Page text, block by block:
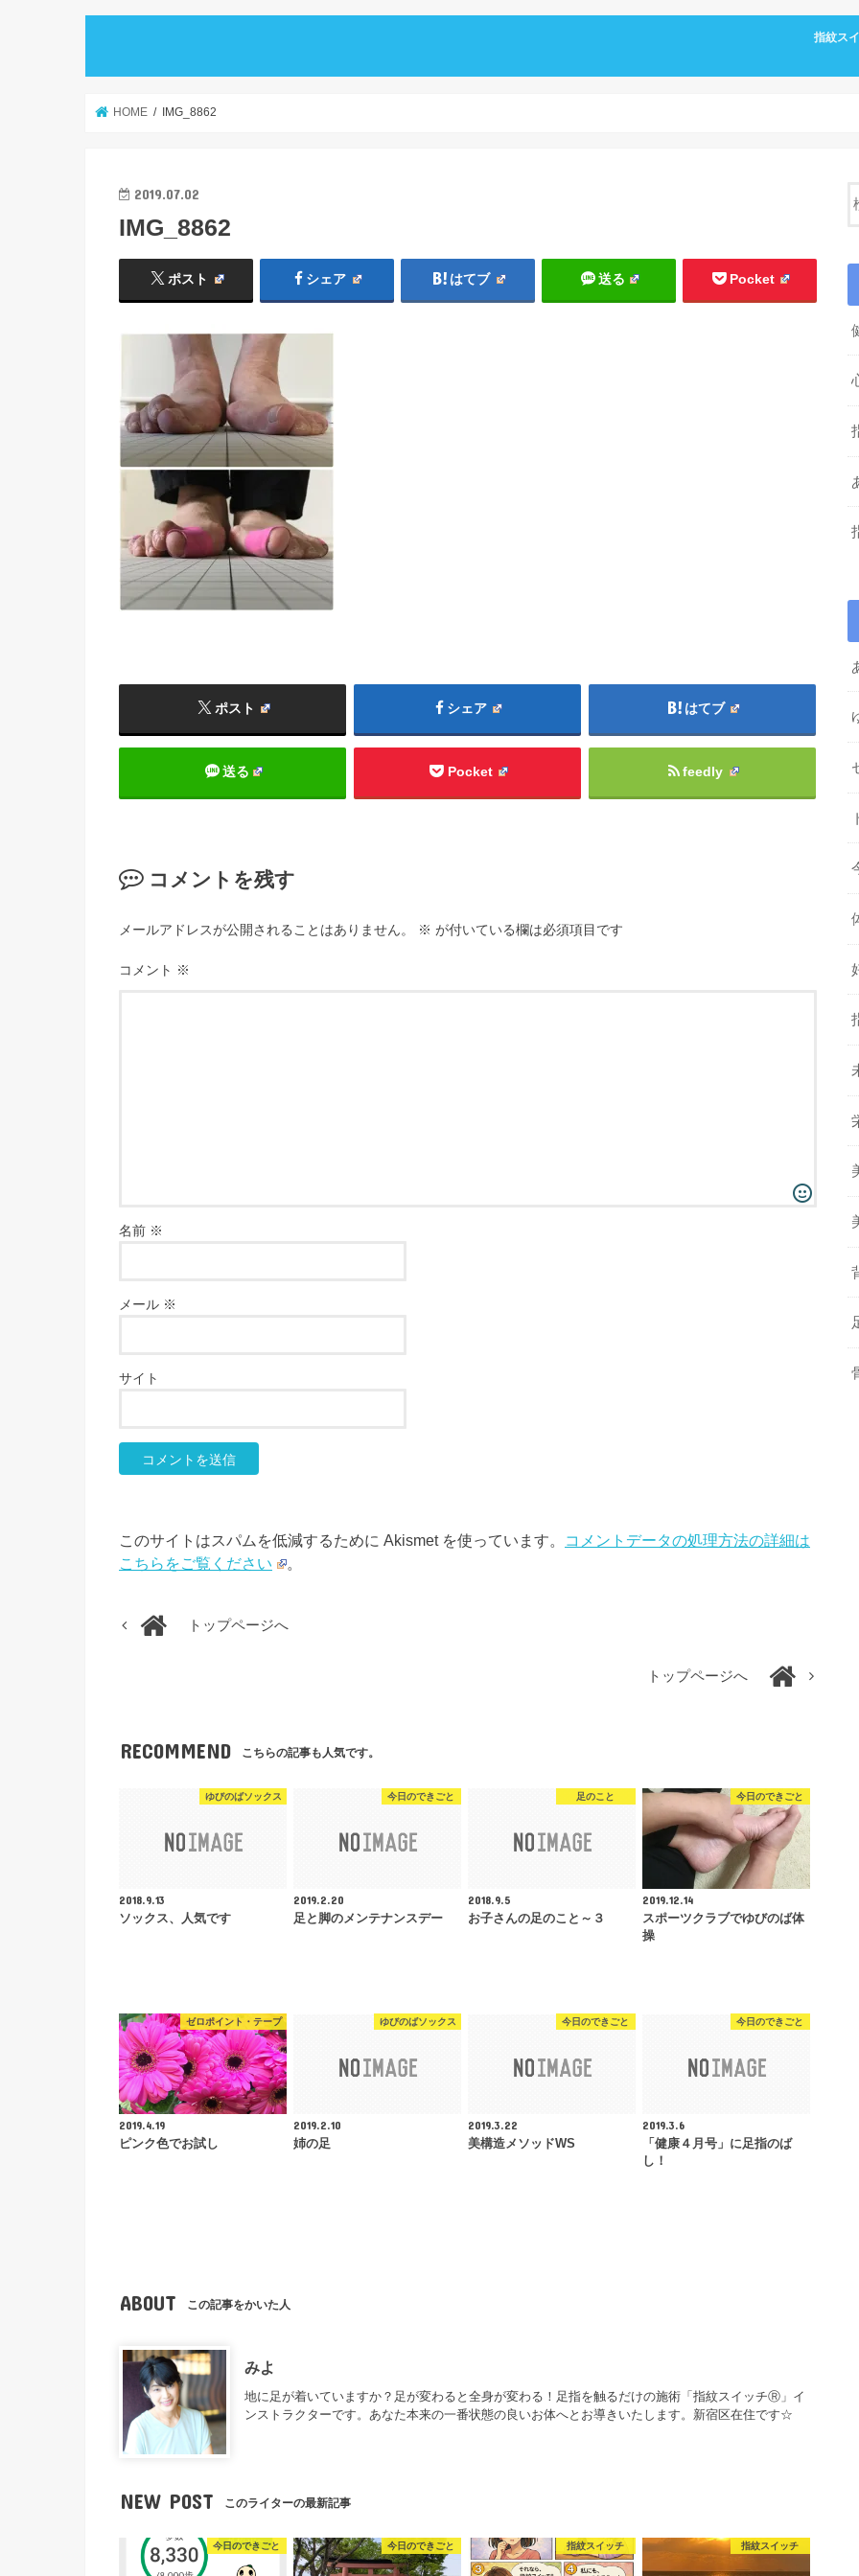
指紋ス
HOME IMG_8862
2019.07.02
IMG_8862
ポスト シェア はてブ 送る Pocket
ポスト シェア はてブ
送る Pocket feedly
コメントを残す
メールアドレスが公開されることはありません。 ※ が付いている欄は必須項目です
コメント ※
名前 ※
メール ※
サイト
このサイトはスパムを低減するために Akismet を使っています。
コメントデータの処理方法の詳細は
こちらをご覧ください
。
トップページへ
トップページへ
RECOMMEND こちらの記事も人気です。
ゆびのばソックス
2018.9.13
ソックス、人気です
今日のできごと
2019.2.20
足と脚のメンテナンスデー
足のこと
2018.9.5
お子さんの足のこと～３
今日のできごと
2019.12.14
スポーツクラブでゆびのば体
操
ゼロポイント・テープ
2019.4.19
ピンク色でお試し
ゆびのばソックス
2019.2.10
姉の足
今日のできごと
2019.3.22
美構造メソッドWS
今日のできごと
2019.3.6
「健康４月号」に足指のば
し！
ABOUT この記事をかいた人
みよ
地に足が着いていますか？足が変わると全身が変わる！足指を触るだけの施術「指紋スイッチⓇ」イ
ンストラクターです。あなた本来の一番状態の良いお体へとお導きいたします。新宿区在住です☆
NEW POST このライターの最新記事
今日のできごと 今日のできごと 指紋スイッチ 指紋スイッチ